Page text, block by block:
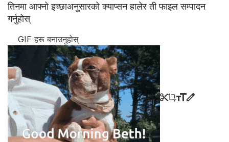
तिनमा आफ्नो इच्छाअनुसारको क्याप्सन हालेर ती फाइल सम्पादन
गर्नुहोस्
GIF हरू बनाउनुहोस्